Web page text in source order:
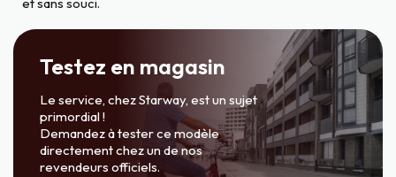
et sans souci.
Testez en magasin
Le service, chez Starway, est un sujet
primordial !
Demandez à tester ce modèle
directement chez un de nos
revendeurs officiels.